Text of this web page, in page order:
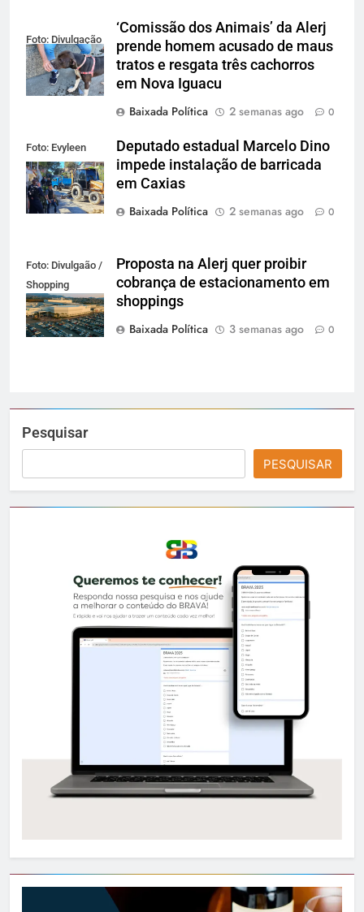
Foto: Divulgação
‘Comissão dos Animais’ da Alerj
prende homem acusado de maus
tratos e resgata três cachorros
em Nova Iguacu
Baixada Política
2 semanas ago 0
Foto: Evyleen
Freitas
Deputado estadual Marcelo Dino
impede instalação de barricada
em Caxias
Baixada Política
2 semanas ago 0
Foto: Divulgaão /
Shopping
Grande Rio
Proposta na Alerj quer proibir
cobrança de estacionamento em
shoppings
Baixada Política
3 semanas ago 0
Pesquisar
PESQUISAR